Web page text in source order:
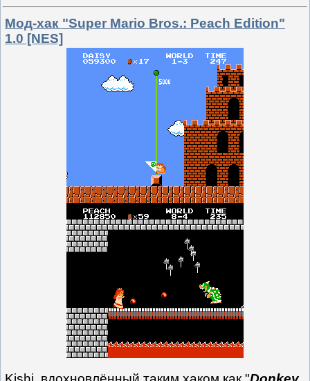
Мод-хак "Super Mario Bros.: Peach Edition"
1.0 [NES]